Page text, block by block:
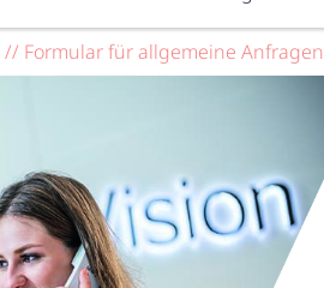
// Formular für allgemeine Anfragen